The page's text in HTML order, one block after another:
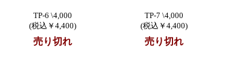
TP-6 \4,000
(税込￥4,400)
TP-7 \4,000
(税込￥4,400)
売り切れ 売り切れ